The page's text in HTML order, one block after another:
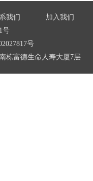
我们
加入我们
号
号
栋富德生命人寿大厦7层